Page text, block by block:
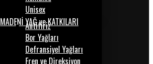
Unisex
MADENİ YAĞ ve KATKILARI
Antifiriz
Bor Yağları
Defransiyel Yağları
Fren ve Direksiyon